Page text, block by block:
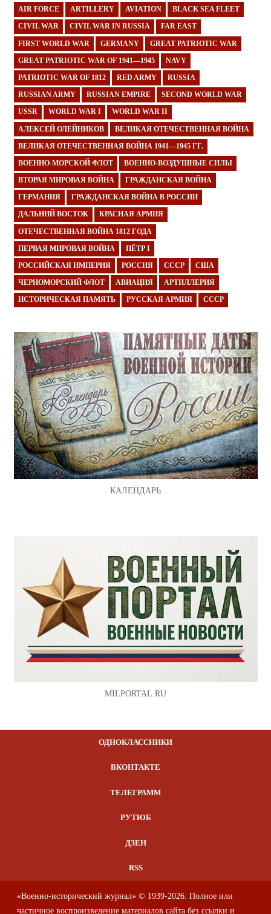
AIR FORCE ARTILLERY AVIATION BLACK SEA FLEET
CIVIL WAR CIVIL WAR IN RUSSIA FAR EAST
FIRST WORLD WAR GERMANY GREAT PATRIOTIC WAR
GREAT PATRIOTIC WAR OF 1941—1945 NAVY
PATRIOTIC WAR OF 1812 RED ARMY RUSSIA
RUSSIAN ARMY RUSSIAN EMPIRE SECOND WORLD WAR
USSR WORLD WAR I WORLD WAR II
АЛЕКСЕЙ ОЛЕЙНИКОВ ВЕЛИКАЯ ОТЕЧЕСТВЕННАЯ ВОЙНА
ВЕЛИКАЯ ОТЕЧЕСТВЕННАЯ ВОЙНА 1941—1945 ГГ.
ВОЕННО-МОРСКОЙ ФЛОТ ВОЕННО-ВОЗДУШНЫЕ СИЛЫ
ВТОРАЯ МИРОВАЯ ВОЙНА ГРАЖДАНСКАЯ ВОЙНА
ГЕРМАНИЯ ГРАЖДАНСКАЯ ВОЙНА В РОССИИ
ДАЛЬНИЙ ВОСТОК КРАСНАЯ АРМИЯ
ОТЕЧЕСТВЕННАЯ ВОЙНА 1812 ГОДА
ПЕРВАЯ МИРОВАЯ ВОЙНА ПЁТР I
РОССИЙСКАЯ ИМПЕРИЯ РОССИЯ СССР США
ЧЕРНОМОРСКИЙ ФЛОТ АВИАЦИЯ АРТИЛЛЕРИЯ
ИСТОРИЧЕСКАЯ ПАМЯТЬ РУССКАЯ АРМИЯ СССР
КАЛЕНДАРЬ
MILPORTAL.RU
ОДНОКЛАССНИКИ
ВКОНТАКТЕ
ТЕЛЕГРАММ
РУТЮБ
ДЗЕН
RSS
«Военно-исторический журнал» © 1939-2026. Полное или
частичное воспроизведение материалов сайта без ссылки и